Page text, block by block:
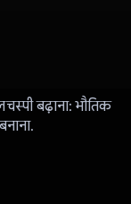
बढ़ाना: भौतिक